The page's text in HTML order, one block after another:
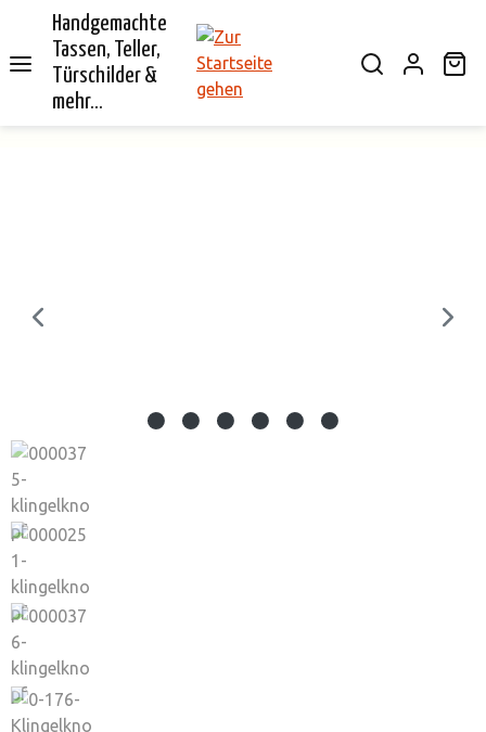
springen
Handgemachte
Tassen, Teller,
Türschilder &
mehr...